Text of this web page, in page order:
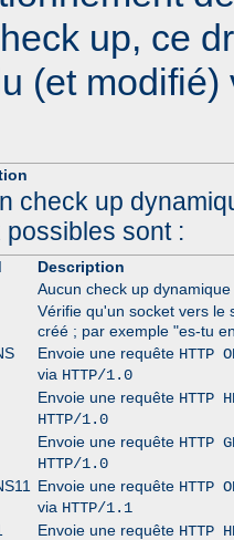
up, ce
(et
check up
possibles sont :
Description
Aucun check up
Vérifie qu'un socket vers le
créé ; par exemple "es-tu
Envoie une requête HTTP
via HTTP/1.0
Envoie une requête HTTP
HTTP/1.0
Envoie une requête HTTP
HTTP/1.0
Envoie une requête HTTP
via HTTP/1.1
Envoie une requête HTTP